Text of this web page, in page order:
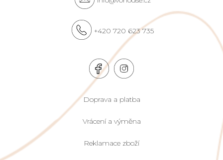
+420 720 623 735
Doprava a platba
Vrácení a výměna
Reklamace zboží